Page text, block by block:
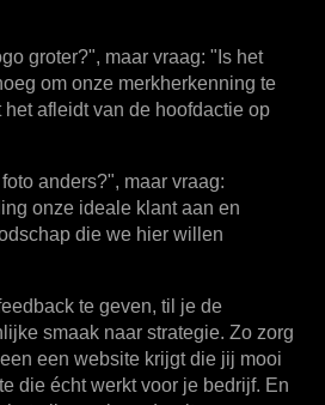
groter?", maar vraag: "Is het
om onze merkherkenning te
afleidt van de hoofdactie op
anders?", maar vraag:
onze ideale klant aan en
die we hier willen
te geven, til je de
smaak naar strategie. Zo zorg
een website krijgt die jij mooi
die écht werkt voor je bedrijf. En